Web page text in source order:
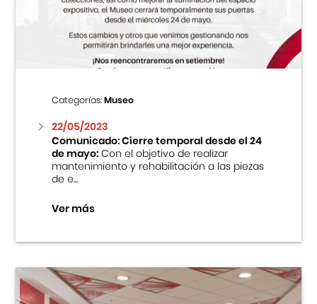
Centro Cultural Peruano Japonés
Museo de la Inmigración Japonesa
Fondo Editorial
Teatro Peruano Japonés
Categorías:Museo
22/05/2023
Comunicado: Cierre temporal desde el 24
de mayo:Con el objetivo de realizar
mantenimiento y rehabilitación a las piezas
de e...
Ver más